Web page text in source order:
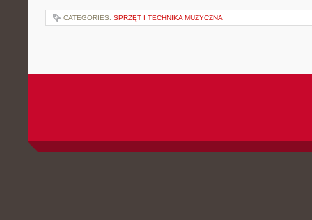
CATEGORIES: SPRZĘT I TECHNIKA MUZYCZNA